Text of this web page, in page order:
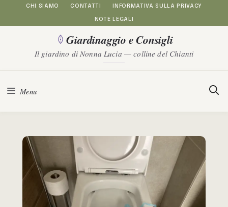
al
contenuto
CHI SIAMO CONTATTI INFORMATIVA SULLA PRIVACY
NOTE LEGALI
Giardinaggio e Consigli
Il giardino di Nonna Lucia — colline del Chianti
Menu